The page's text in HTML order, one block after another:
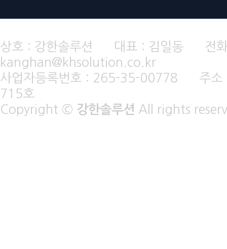
상호 : 강한솔루션 대표 : 김일동
kanghan@khsolution.co.kr
사업자등록번호 : 265-35-00778 주소 :
715호
Copyright © 강한솔루션 All rights